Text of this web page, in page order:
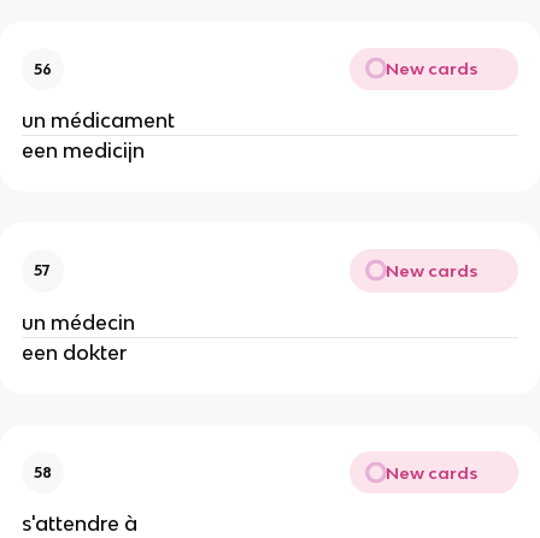
56 New cards
un médicament
een medicijn
57 New cards
un médecin
een dokter
58 New cards
s'attendre à